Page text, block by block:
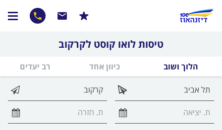
טיסות לואו קוסט לקרקוב
הלוך ושוב כיוון אחד רב יעדים